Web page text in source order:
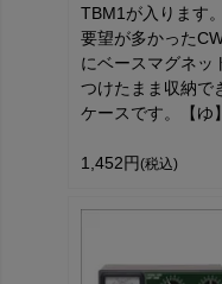
TBM1が入ります
要望が多かった
にベースマグネッ
つけたまま収納で
ケースです。【ゆ】
1,452円(税込)